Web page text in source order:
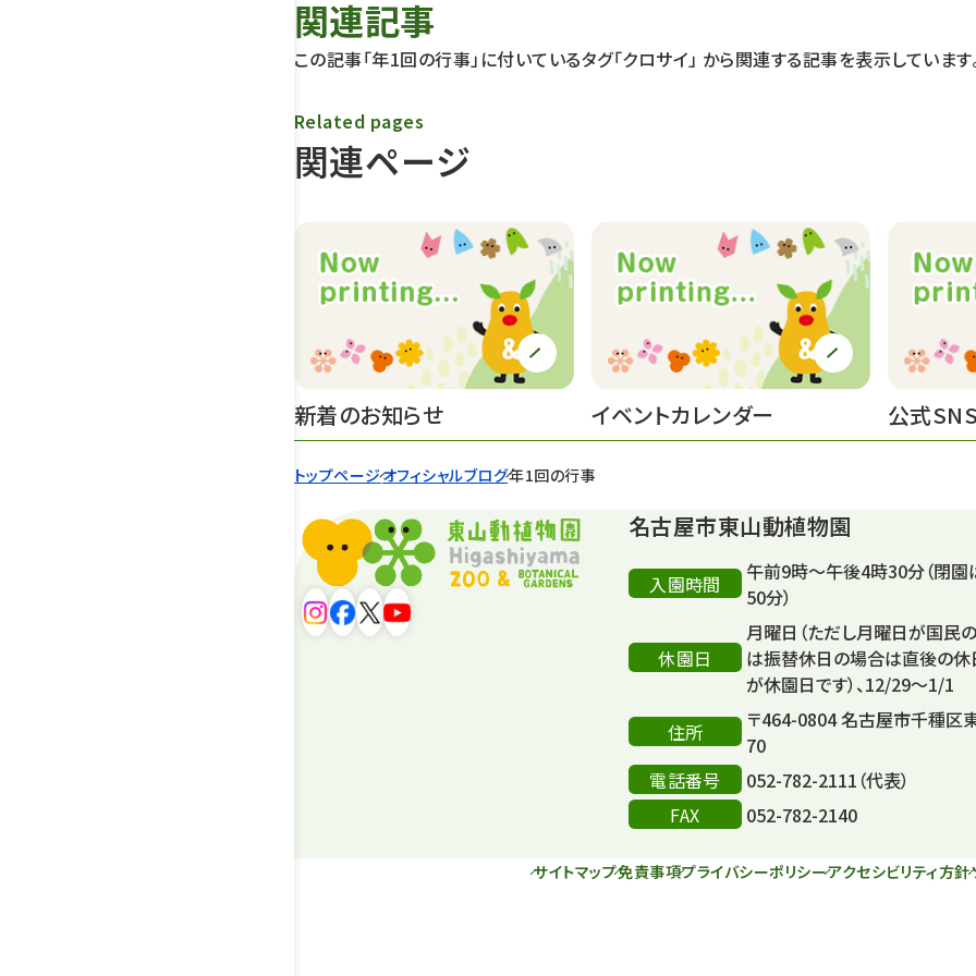
トップページオフィシャルブログ年1回の行事
関連記事
この記事「年1回の行事」に付いているタグ「クロサイ」 から関連する記事を表示しています
関連ページ
Related pages
新着のお知らせ イベントカレンダー 公式
名古屋市東山動植物園
入園時間
午前9時～午後4時30分（閉
50分）
休園日
月曜日（ただし月曜日が国民
は振替休日の場合は直後の
が休園日です）、12/29～1/1
住所
〒464-0804 名古屋市千種区
70
電話番号
052-782-2111（代表）
FAX
052-782-2140
サイトマップ免責事項プライバシーポリシーアクセシビリティ方針